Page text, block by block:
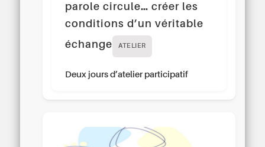
parole circule… créer les
conditions d’un véritable
échange
ATELIER
Deux jours d’atelier participatif